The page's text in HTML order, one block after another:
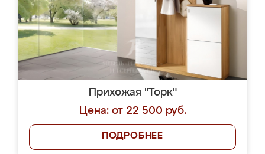
Прихожая "Торк"
Цена: от 22 500 руб.
ПОДРОБНЕЕ